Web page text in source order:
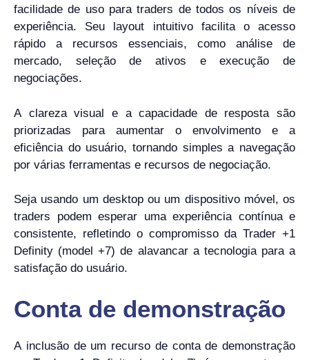
facilidade de uso para traders de todos os níveis de
experiência. Seu layout intuitivo facilita o acesso
rápido a recursos essenciais, como análise de
mercado, seleção de ativos e execução de
negociações.
A clareza visual e a capacidade de resposta são
priorizadas para aumentar o envolvimento e a
eficiência do usuário, tornando simples a navegação
por várias ferramentas e recursos de negociação.
Seja usando um desktop ou um dispositivo móvel, os
traders podem esperar uma experiência contínua e
consistente, refletindo o compromisso da Trader +1
Definity (model +7) de alavancar a tecnologia para a
satisfação do usuário.
Conta de demonstração
A inclusão de um recurso de conta de demonstração